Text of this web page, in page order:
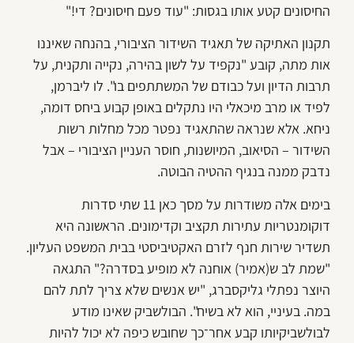
החיסונים קטע אותו בגסות: "עוד פעם חיסונים? די!"
תקנון האתיקה של תאגיד השידור הציבורי, בהנחה שאיננו
אות מתה, קובע "נקפיד על לשון בהירה, נקייה ותקנית, על
תרבות הדיון ועל כבודם של המשתתפים בו". לו ליברמן,
לפיד או מרב מיכאלי היו נתקלים באופן קבוע ביחס דומה,
ניחא. אלא שנראה שהתאגיד נפטר מכל מחלות רשות
השידור – הסיאוב, המיושנות, חוסר העניין הציבורי – אבל
נדבק ממנה בנגיף ההטיה הבוטה.
בימים אלה משודרות על מסך כאן 11 שתי סדרות
דוקומנטריות עתירות תקציב וקדימונים. הראשונה היא
תשדיר שירות חנף לזרם האקטיביסטי בבית המשפט העליון.
"שמת לב ש(אמיר) אוחנה לא מופיע בסדרה?" התגאה
היוצר נפתלי גליקסברג, "יש אנשים שלא צריך לתת להם
במה. בעיניי, הוא לא בשיח". הבולשביק שאינו מודע
לבולשביקיותו קבע אחר־כך שחובש כיפה לא יכול להיות